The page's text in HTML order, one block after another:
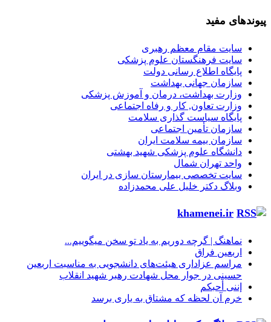
پیوندهای مفید
سایت مقام معظم رهبری
سایت فرهنگستان علوم پزشکی
پایگاه اطلاع رسانی دولت
سازمان جهانی بهداشت
وزارت بهداشت، درمان و آموزش پزشکی
وزارت تعاون, کار و رفاه اجتماعی
پایگاه سیاست گذاری سلامت
سازمان تأمین اجتماعی
سازمان بیمه سلامت ایران
دانشگاه علوم پزشکی شهید بهشتی
واحد تهران شمال
سایت تخصصی بیمارستان سازی در ایران
وبلاگ دکتر خلیل علی محمدزاده
khamenei.ir
نماهنگ |‌ گرچه دوریم به یاد تو سخن میگوییم...
اربعین فراق
مراسم عزاداری هیئت‌های دانشجویی به مناسبت اربعین
حسینی در جوار محل شهادت رهبر شهید انقلاب
إننی أحبکم
خرم آن لحظه که مشتاق به یاری برسد